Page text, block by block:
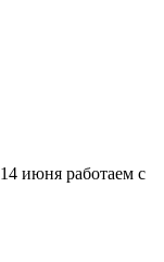
июня работаем с